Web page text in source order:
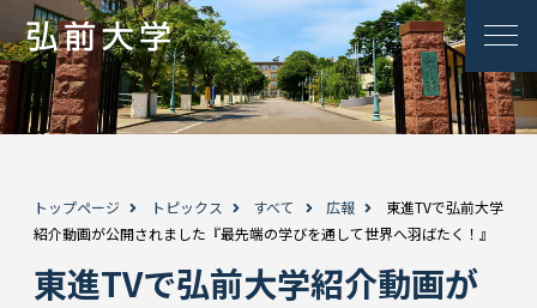
トップページ トピックス すべて 広報
東進TVで弘前大学
紹介動画が公開されました『最先端の学びを通して世界へ羽ばたく！』
東進TVで弘前大学紹介動画が